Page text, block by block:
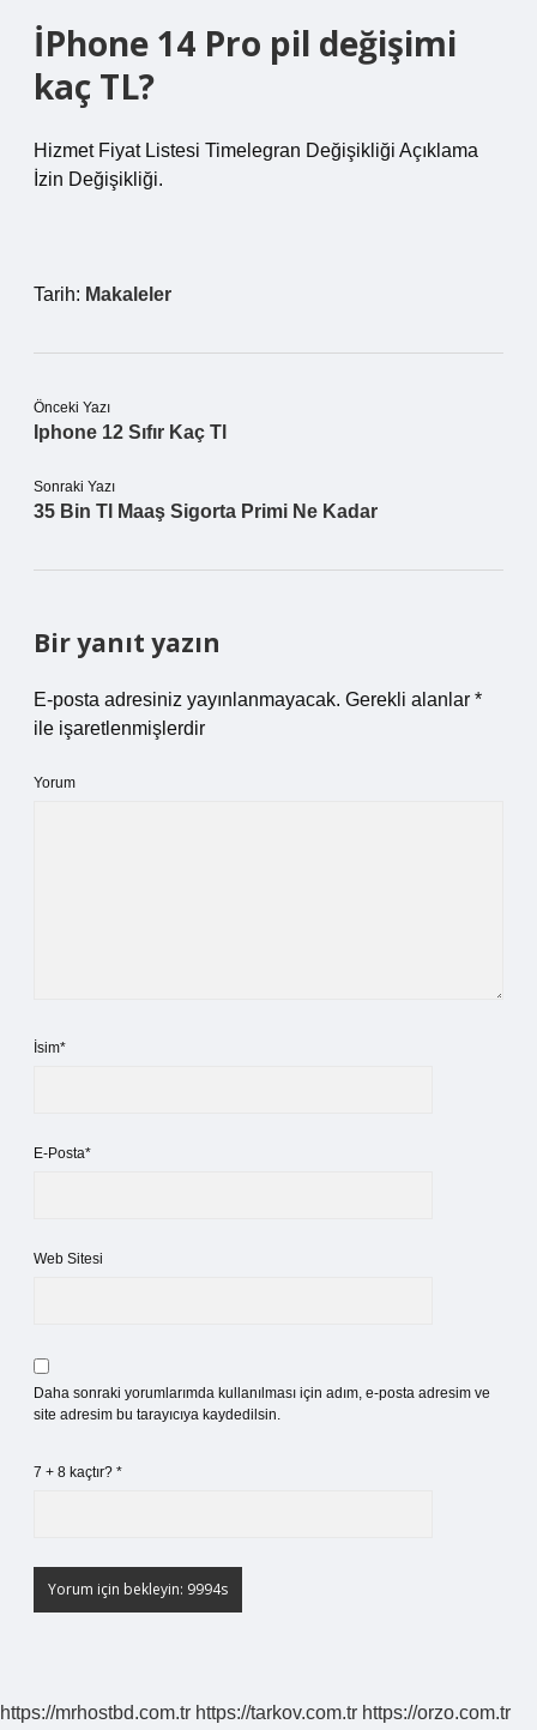
İPhone 14 Pro pil değişimi
kaç TL?
Hizmet Fiyat Listesi Timelegran Değişikliği Açıklama
İzin Değişikliği.
Tarih: Makaleler
Önceki Yazı
Iphone 12 Sıfır Kaç Tl
Sonraki Yazı
35 Bin Tl Maaş Sigorta Primi Ne Kadar
Bir yanıt yazın
E-posta adresiniz yayınlanmayacak. Gerekli alanlar *
ile işaretlenmişlerdir
Yorum
İsim*
E-Posta*
Web Sitesi
Daha sonraki yorumlarımda kullanılması için adım, e-posta adresim ve
site adresim bu tarayıcıya kaydedilsin.
7 + 8 kaçtır? *
https://mrhostbd.com.tr https://tarkov.com.tr https://orzo.com.tr